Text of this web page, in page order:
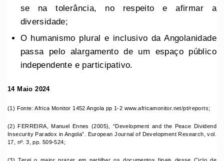
se na tolerância, no respeito e afirmar a
diversidade;
O humanismo plural e inclusivo da Angolanidade
passa pelo alargamento de um espaço público
independente e participativo.
14 Maio 2024
(1) Fonte: Africa Monitor 1452 Angola pp 1-2 www.africamonitor.net/pt/reports;
(2) FERREIRA, Manuel Ennes (2005), “Development and the Peace Dividend
Insecurity Paradox in Angola”. European Journal of Development Research, vol.
17, nº. 3, pp. 509-524;